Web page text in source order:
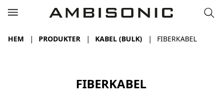
HEM PRODUKTER KABEL (BULK) FIBERKABEL
FIBERKABEL